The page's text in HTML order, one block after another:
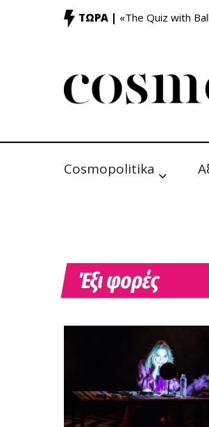
ΤΩΡΑ | «The Quiz with
Cosmopolitika
Έξι φορές